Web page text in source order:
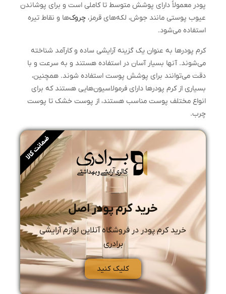
پودر معمولاً دارای پوشش متوسط تا کاملی است و برای پوشاندن
عیوب پوستی مانند جوش، لکه‌های قرمز، چروک‌ها و نقاط تیره
استفاده می‌شود.
کرم پودرها به عنوان یک گزینه آرایشی ساده و کارآمد شناخته
می‌شوند. آنها بسیار آسان در استفاده هستند و به سرعت و با
دقت می‌توانند برای پوشش پوست استفاده شوند. همچنین،
بسیاری از کرم پودرها دارای فرمولاسیون‌هایی هستند که برای
انواع مختلف پوست مناسب هستند، از پوست خشک تا پوست
چرب.
خرید کرم پودر اصل
خرید کرم پودر در فروشگاه آنلاین لوازم آرایشی
برادری
کلیک کنید
ضمانت کالا